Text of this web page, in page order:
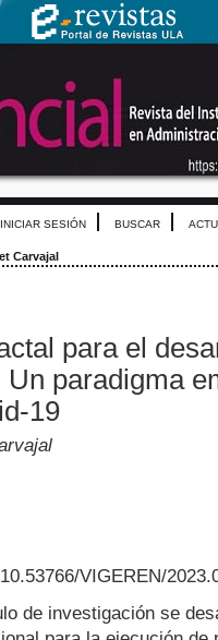
INICIAR SESIÓN BUSCAR
Carvajal
para el
paradigma
19
VIGEREN/
de investigación se